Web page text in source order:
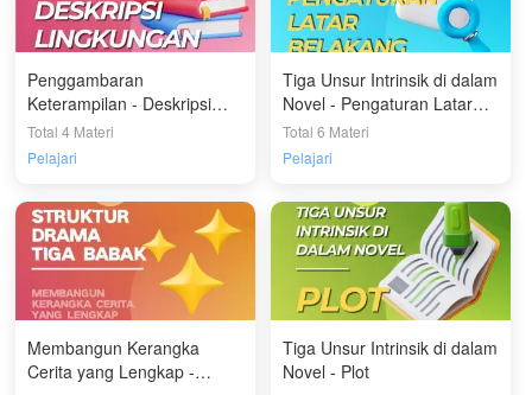
Penggambaran
Keterampilan - Deskripsi
Lingkungan
Total 4 Materi
Pelajari
Tiga Unsur Intrinsik di dalam
Novel - Pengaturan Latar
Belakang
Total 6 Materi
Pelajari
Membangun Kerangka
Cerita yang Lengkap -
Tiga Unsur Intrinsik di dalam
Novel - Plot